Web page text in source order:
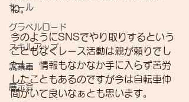
セール
グラベルロード
スキルアップ
試乗車
展示会
ね。
今のようにSNSでやり取りするという
こともなくレース活動は親が頼りでし
たし、情報もなかなか手に入らず苦労
したこともあるのですが今は自転車仲
間がいて良いなぁとも思います。